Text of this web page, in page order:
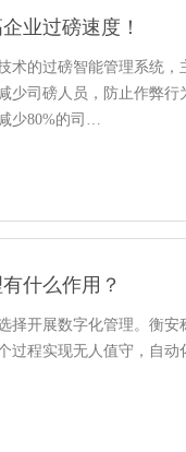
业过磅速度！
术的过磅智能管理系统，
少司磅人员，防止作弊行
少80%的司…
什么作用？
择开展数字化管理。衡
过程实现无人值守，自动